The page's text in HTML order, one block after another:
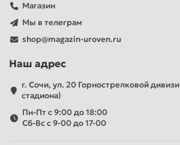
Магазин
Мы в телеграм
shop@magazin-uroven.ru
Наш адрес
г. Сочи, ул. 20 Горнострелковой
стадиона)
Пн-Пт с 9:00 до 18:00
Сб-Вс с 9-00 до 17-00